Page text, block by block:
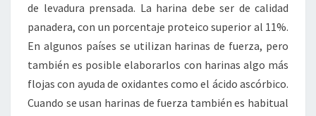
de levadura prensada. La harina debe ser de calidad
panadera, con un porcentaje proteico superior al 11%.
En algunos países se utilizan harinas de fuerza, pero
también es posible elaborarlos con harinas algo más
flojas con ayuda de oxidantes como el ácido ascórbico.
Cuando se usan harinas de fuerza también es habitual